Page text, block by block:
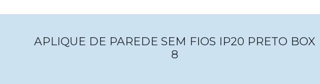
APLIQUE DE PAREDE SEM FIOS IP20 PRETO BOX
8